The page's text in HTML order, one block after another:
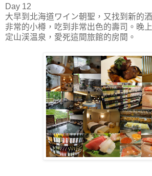
Day 12
大早到北海道ワイン朝聖，又找到新的
非常的小樽，吃到非常出色的壽司。晚
定山渓温泉，愛死這間旅館的房間。